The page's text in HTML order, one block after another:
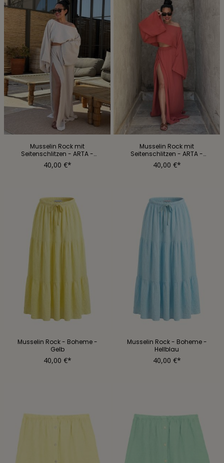
Musselin Rock mit
Seitenschlitzen - ARTA -
REGULAR - Beige
40,00 €*
Musselin Rock mit
Seitenschlitzen - ARTA -
REGULAR - Rosewood
40,00 €*
Musselin Rock - Boheme -
Gelb
40,00 €*
Musselin Rock - Boheme -
Hellblau
40,00 €*